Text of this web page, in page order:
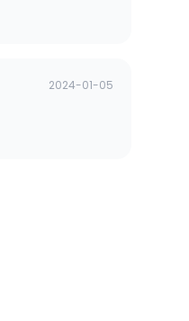
2024-01-05